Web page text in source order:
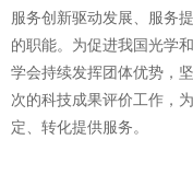
服务创新驱动发展、服务
的职能。为促进我国光学
学会持续发挥团体优势，
次的科技成果评价工作，
定、转化提供服务。